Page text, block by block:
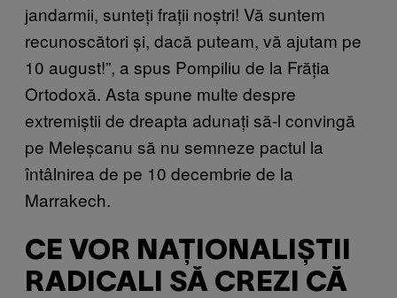
jandarmii, sunteți frații noștri! Vă suntem
recunoscători și, dacă puteam, vă ajutam pe
10 august!”, a spus Pompiliu de la Frăția
Ortodoxă. Asta spune multe despre
extremiștii de dreapta adunați să-l convingă
pe Meleșcanu să nu semneze pactul la
întâlnirea de pe 10 decembrie de la
Marrakech.
CE VOR NAȚIONALIȘTII
RADICALI SĂ CREZI CĂ